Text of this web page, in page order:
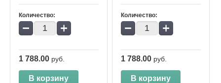
Количество:
− +
1 788.00 руб.
В корзину
Количество:
− +
1 788.00 руб.
В корзину